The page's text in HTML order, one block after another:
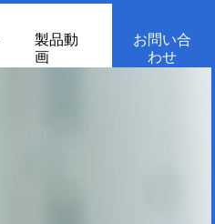
製品動
画
お問い合
わせ